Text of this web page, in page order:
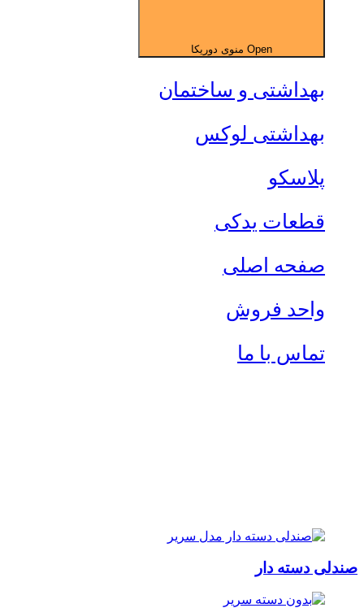
Open منوی دوریکا
بهداشتی و ساختمان
بهداشتی لوکس
پلاسکو
قطعات یدکی
صفحه اصلی
واحد فروش
تماس با ما
صندلی دسته دار